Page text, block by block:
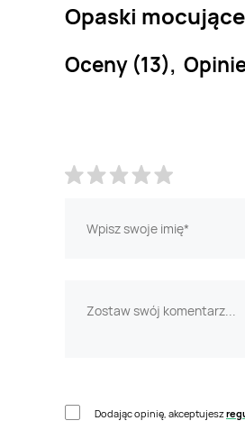
Opaski
Oceny (13),
Dodając opinię, akceptujesz